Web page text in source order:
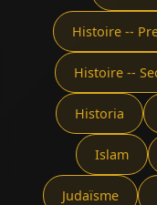
Histoire --
Histoire --
Historia
Islam
Judaïsme